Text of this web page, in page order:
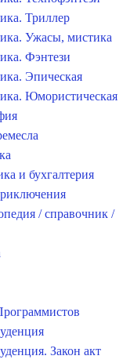
Триллер
Ужасы, мистика
Фэнтези
Эпическая
Юмористическая
и бухгалтерия
/ справочник /
Закон акт